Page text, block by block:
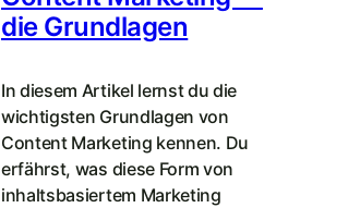
die Grundlagen
In diesem Artikel lernst du die
wichtigsten Grundlagen von
Content Marketing kennen. Du
erfährst, was diese Form von
inhaltsbasiertem Marketing